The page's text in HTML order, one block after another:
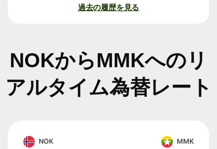
過去の履歴を見る
NOKからMMKへのリ
アルタイム為替レート
NOK MMK